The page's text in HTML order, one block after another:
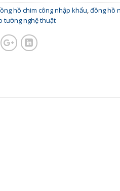
hồ chim công nhập khẩu,đồng hồ
tường nghệ thuật